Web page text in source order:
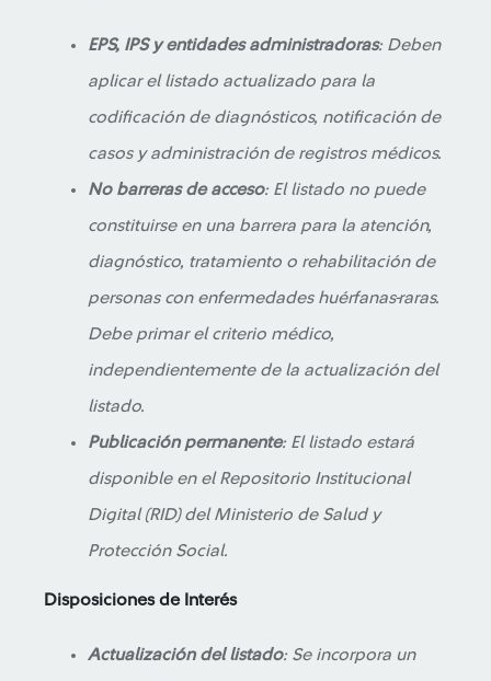
EPS, IPS y entidades administradoras: Deben
aplicar el listado actualizado para la
codificación de diagnósticos, notificación de
casos y administración de registros médicos.
No barreras de acceso: El listado no puede
constituirse en una barrera para la atención,
diagnóstico, tratamiento o rehabilitación de
personas con enfermedades huérfanas-raras.
Debe primar el criterio médico,
independientemente de la actualización del
listado.
Publicación permanente: El listado estará
disponible en el Repositorio Institucional
Digital (RID) del Ministerio de Salud y
Protección Social.
Disposiciones de Interés
Actualización del listado: Se incorpora un